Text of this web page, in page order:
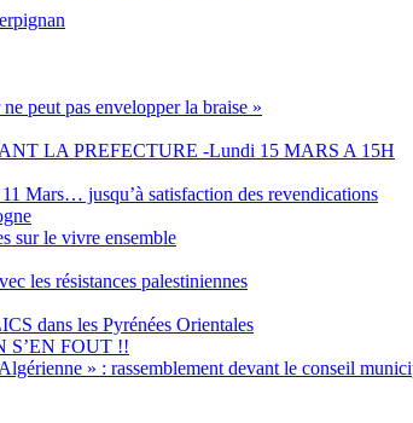
peut pas envelopper la braise »
LA PREFECTURE -Lundi 15 MARS A 15H
Mars… jusqu’à satisfaction des revendications
sur le vivre ensemble
les résistances palestiniennes
dans les Pyrénées Orientales
S’EN FOUT !!
» : rassemblement devant le conseil